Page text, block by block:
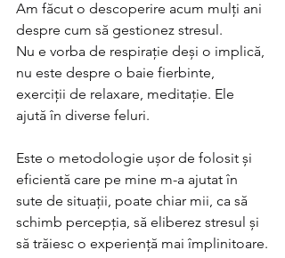
Am făcut o descoperire acum mulți ani
despre cum să gestionez stresul.
Nu e vorba de respirație deși o implică,
nu este despre o baie fierbinte,
exerciții de relaxare, meditație. Ele
ajută în diverse feluri.
Este o metodologie ușor de folosit și
eficientă care pe mine m-a ajutat în
sute de situații, poate chiar mii, ca să
schimb percepția, să eliberez stresul și
să trăiesc o experiență mai împlinitoare.